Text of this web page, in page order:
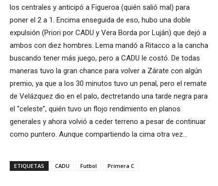
los centrales y anticipó a Figueroa (quién salió mal) para
poner el 2 a 1. Encima enseguida de eso, hubo una doble
expulsión (Priori por CADU y Vera Borda por Luján) que dejó a
ambos con diez hombres. Lema mandó a Ritacco a la cancha
buscando tener más juego, pero a CADU le costó. De todas
maneras tuvo la gran chance para volver a Zárate con algún
premio, ya que a los 30 minutos tuvo un penal, pero el remate
de Velázquez dio en el palo, dectretando una tarde negra para
el “celeste”, quién tuvo un flojo rendimiento en planos
generales y ahora volvió a ceder terreno a pesar de continuar
como puntero. Aunque compartiendo la cima otra vez…
ETIQUETAS CADU Futbol Primera C